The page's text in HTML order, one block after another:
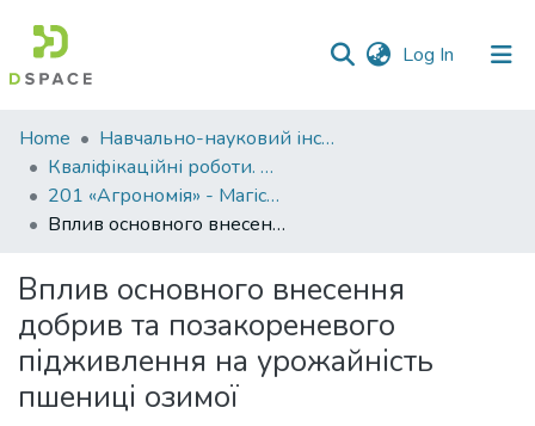
Log In (current)
Communities
&
Collections
Statistics
Home
Навчально-науковий інститут агротехнологій, селекції та екології
Кваліфікаційні роботи. ННІ агротехнологій, селекції та екології
201 «Агрономія» - Магістри 2024-2025
Вплив основного внесення добрив та позакореневого підживлення на урожайність пшениці озимої
Вплив основного внесення
добрив та позакореневого
підживлення на урожайність
пшениці озимої